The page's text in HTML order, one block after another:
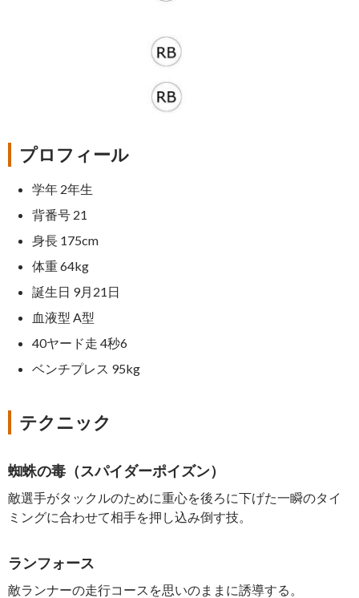
プロフィール
学年 2年生
背番号 21
身長 175cm
体重 64kg
誕生日 9月21日
血液型 A型
40ヤード走 4秒6
ベンチプレス 95kg
テクニック
蜘蛛の毒（スパイダーポイズン）
敵選手がタックルのために重心を後ろに下げた一瞬のタイ
ミングに合わせて相手を押し込み倒す技。
ランフォース
敵ランナーの走行コースを思いのままに誘導する。